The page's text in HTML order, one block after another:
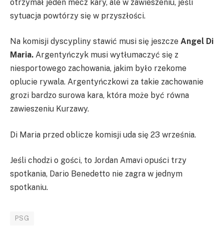
otrzymał jeden mecz kary, ale w zawieszeniu, jeśli
sytuacja powtórzy się w przyszłości.
Na komisji dyscypliny stawić musi się jeszcze Angel Di
Maria. Argentyńczyk musi wytłumaczyć się z
niesportowego zachowania, jakim było rzekome
oplucie rywala. Argentyńczkowi za takie zachowanie
grozi bardzo surowa kara, która może być równa
zawieszeniu Kurzawy.
Di Maria przed oblicze komisji uda się 23 września.
Jeśli chodzi o gości, to Jordan Amavi opuści trzy
spotkania, Dario Benedetto nie zagra w jednym
spotkaniu.
PSG